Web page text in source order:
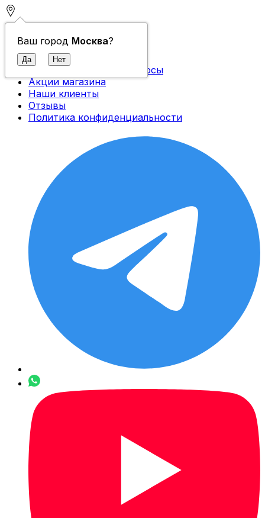
Ваш город Москва?
Контакты
О компании
Доставка и оплата
Часто задаваемые вопросы
Акции магазина
Наши клиенты
Отзывы
Политика конфиденциальности